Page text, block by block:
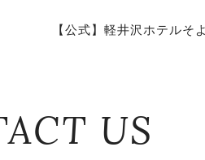
【公式】軽井沢ホテルそ
US